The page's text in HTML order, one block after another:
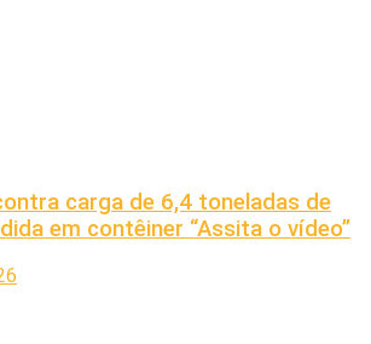
carga de 6,4 toneladas de
em contêiner “Assita o vídeo”